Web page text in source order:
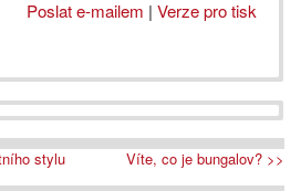
Poslat e-mailem | Verze pro tisk
stylu Víte, co je bungalov? >>